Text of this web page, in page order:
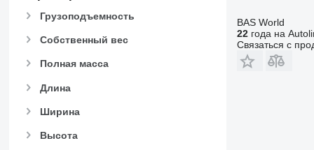
Грузоподъемность
Собственный вес
Полная масса
Длина
Ширина
Высота
BAS World
22года на
Связаться с